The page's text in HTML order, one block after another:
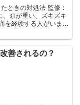
ときの対処法 監修：
を経験する人がいま
善されるの？